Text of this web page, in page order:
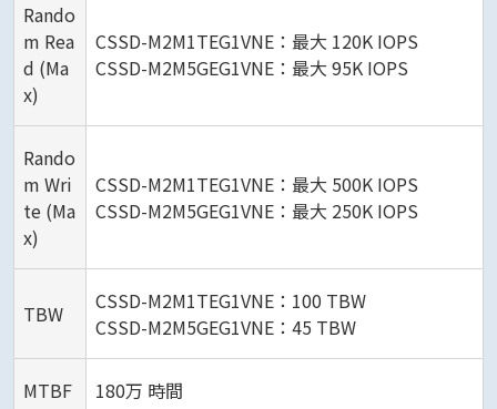
Rando
m Rea
d (Ma
x)
CSSD-M2M1TEG1VNE：最大 120K IOPS
CSSD-M2M5GEG1VNE：最大 95K IOPS
Rando
m Wri
te (Ma
x)
CSSD-M2M1TEG1VNE：最大 500K IOPS
CSSD-M2M5GEG1VNE：最大 250K IOPS
TBW
CSSD-M2M1TEG1VNE：100 TBW
CSSD-M2M5GEG1VNE：45 TBW
MTBF 180万 時間